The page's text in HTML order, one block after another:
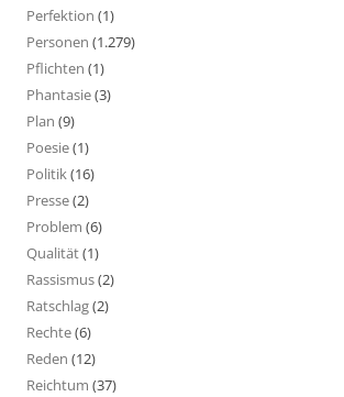
Perfektion (1)
Personen (1.279)
Pflichten (1)
Phantasie(3)
Plan (9)
Poesie(1)
Politik(16)
Presse(2)
Problem (6)
Qualität(1)
Rassismus(2)
Ratschlag(2)
Rechte(6)
Reden (12)
Reichtum (37)